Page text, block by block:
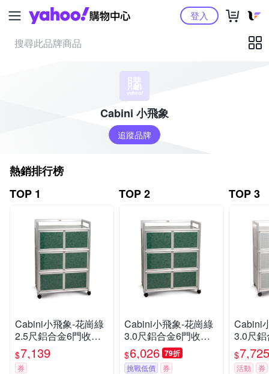
Yahoo購物中心登入
Cabini 小飛象
追蹤品牌
熱銷排行榜
TOP 1
Cabini小飛象-花崗綠
2.5尺鋁合金6門收納
櫃73.5x50.8x115.3cm
$7,139
券
TOP 2
Cabini小飛象-花崗綠
3.0尺鋁合金6門收納
櫃88.5x50.8x115.3cm
$6,026 79折
挑戰低價 券
TOP 3
Cabini
3.0尺
櫃
$7,725
活動 券